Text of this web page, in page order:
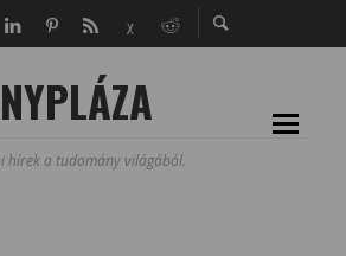
hírek a tudomány világából.